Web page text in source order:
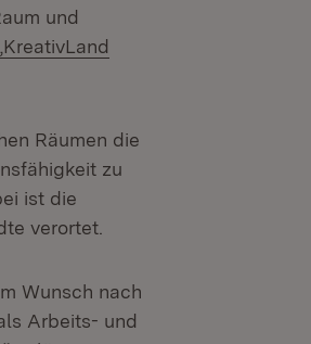
und
Extern:
„KreativLand
Räumen die
zu
ist die
verortet.
Wunsch nach
Arbeits- und